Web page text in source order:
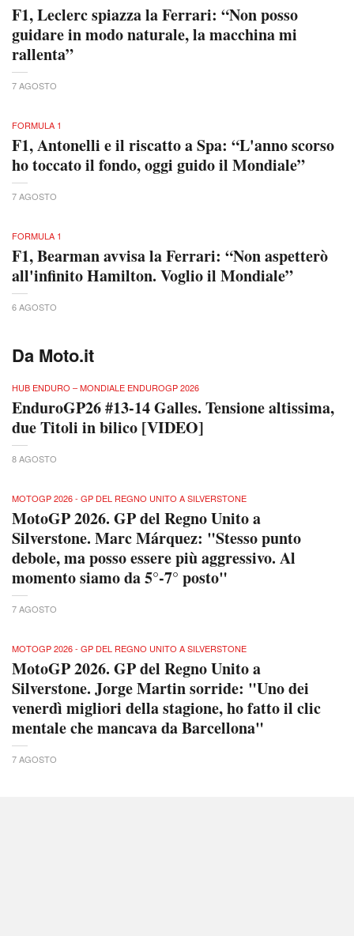
F1, Leclerc spiazza la Ferrari: “Non posso
guidare in modo naturale, la macchina mi
rallenta”
7 AGOSTO
FORMULA 1
F1, Antonelli e il riscatto a Spa: “L'anno scorso
ho toccato il fondo, oggi guido il Mondiale”
7 AGOSTO
FORMULA 1
F1, Bearman avvisa la Ferrari: “Non aspetterò
all'infinito Hamilton. Voglio il Mondiale”
6 AGOSTO
Da Moto.it
HUB ENDURO – MONDIALE ENDUROGP 2026
EnduroGP26 #13-14 Galles. Tensione altissima,
due Titoli in bilico [VIDEO]
8 AGOSTO
MOTOGP 2026 - GP DEL REGNO UNITO A SILVERSTONE
MotoGP 2026. GP del Regno Unito a
Silverstone. Marc Márquez: "Stesso punto
debole, ma posso essere più aggressivo. Al
momento siamo da 5°-7° posto"
7 AGOSTO
MOTOGP 2026 - GP DEL REGNO UNITO A SILVERSTONE
MotoGP 2026. GP del Regno Unito a
Silverstone. Jorge Martin sorride: "Uno dei
venerdì migliori della stagione, ho fatto il clic
mentale che mancava da Barcellona"
7 AGOSTO